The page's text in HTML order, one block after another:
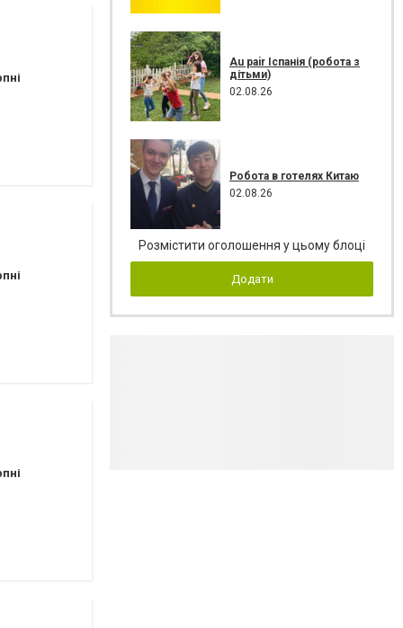
Au pair Іспанія (робота з
дітьми)
02.08.26
Робота в готелях Китаю
02.08.26
Розмістити оголошення у цьому блоці
Додати